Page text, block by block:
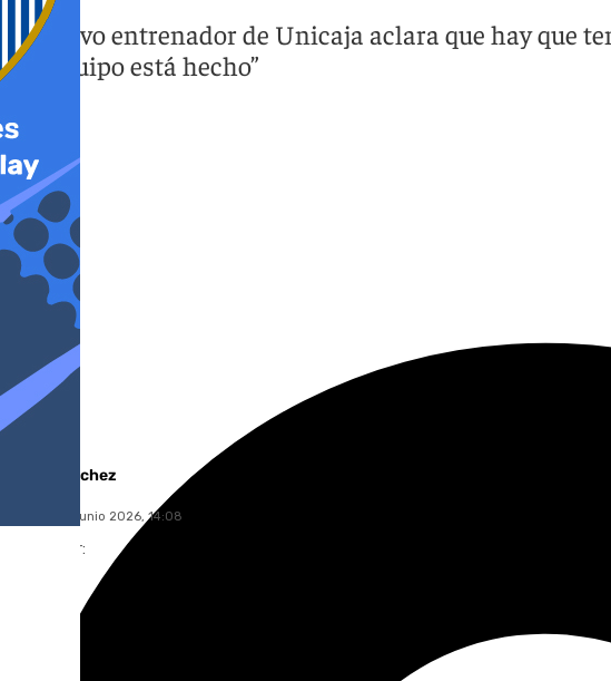
El nuevo entrenador de Unicaja aclara que hay que
del equipo está hecho”
Jairo Sánchez
martes, 23 junio 2026, 14:08
Compartir: